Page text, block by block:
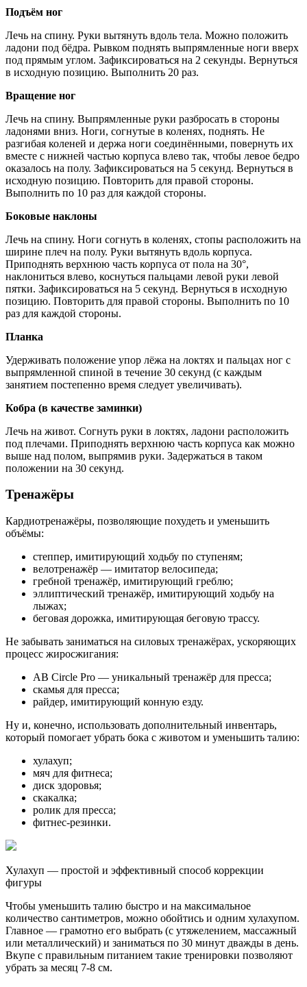
Подъём ног
Лечь на спину. Руки вытянуть вдоль тела. Можно положить
ладони под бёдра. Рывком поднять выпрямленные ноги вверх
под прямым углом. Зафиксироваться на 2 секунды. Вернуться
в исходную позицию. Выполнить 20 раз.
Вращение ног
Лечь на спину. Выпрямленные руки разбросать в стороны
ладонями вниз. Ноги, согнутые в коленях, поднять. Не
разгибая коленей и держа ноги соединёнными, повернуть их
вместе с нижней частью корпуса влево так, чтобы левое бедро
оказалось на полу. Зафиксироваться на 5 секунд. Вернуться в
исходную позицию. Повторить для правой стороны.
Выполнить по 10 раз для каждой стороны.
Боковые наклоны
Лечь на спину. Ноги согнуть в коленях, стопы расположить на
ширине плеч на полу. Руки вытянуть вдоль корпуса.
Приподнять верхнюю часть корпуса от пола на 30°,
наклониться влево, коснуться пальцами левой руки левой
пятки. Зафиксироваться на 5 секунд. Вернуться в исходную
позицию. Повторить для правой стороны. Выполнить по 10
раз для каждой стороны.
Планка
Удерживать положение упор лёжа на локтях и пальцах ног с
выпрямленной спиной в течение 30 секунд (с каждым
занятием постепенно время следует увеличивать).
Кобра (в качестве заминки)
Лечь на живот. Согнуть руки в локтях, ладони расположить
под плечами. Приподнять верхнюю часть корпуса как можно
выше над полом, выпрямив руки. Задержаться в таком
положении на 30 секунд.
Тренажёры
Кардиотренажёры, позволяющие похудеть и уменьшить
объёмы:
степпер, имитирующий ходьбу по ступеням;
велотренажёр — имитатор велосипеда;
гребной тренажёр, имитирующий греблю;
эллиптический тренажёр, имитирующий ходьбу на
лыжах;
беговая дорожка, имитирующая беговую трассу.
Не забывать заниматься на силовых тренажёрах, ускоряющих
процесс жиросжигания:
AB Circle Pro — уникальный тренажёр для пресса;
скамья для пресса;
райдер, имитирующий конную езду.
Ну и, конечно, использовать дополнительный инвентарь,
который помогает убрать бока с животом и уменьшить талию:
хулахуп;
мяч для фитнеса;
диск здоровья;
скакалка;
ролик для пресса;
фитнес-резинки.
Хулахуп — простой и эффективный способ коррекции
фигуры
Чтобы уменьшить талию быстро и на максимальное
количество сантиметров, можно обойтись и одним хулахупом.
Главное — грамотно его выбрать (с утяжелением, массажный
или металлический) и заниматься по 30 минут дважды в день.
Вкупе с правильным питанием такие тренировки позволяют
убрать за месяц 7-8 см.